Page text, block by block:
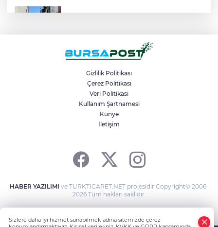
Büyükorhan’da şenlik coşkusu
Hatalı sollama yapan hafriyat kamyonu
kamerada
Gizlilik Politikası
Çerez Politikası
Veri Politikası
Kullanım Şartnamesi
Künye
İletişim
HABER YAZILIMI ve TURKTICARET.NET projesidir Copyright© 2006-
2026 Tüm hakları saklıdır.
Sizlere daha iyi hizmet sunabilmek adına sitemizde çerez